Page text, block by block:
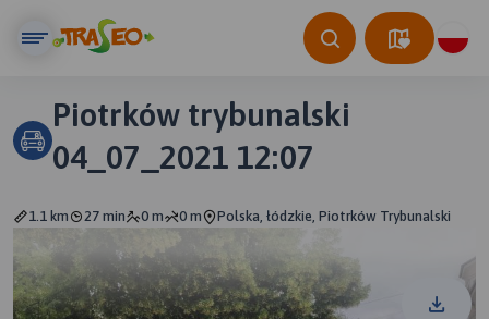
Piotrków trybunalski
04_07_2021 12:07
1.1 km 27 min 0 m 0 m Polska, łódzkie, Piotrków Trybunalski